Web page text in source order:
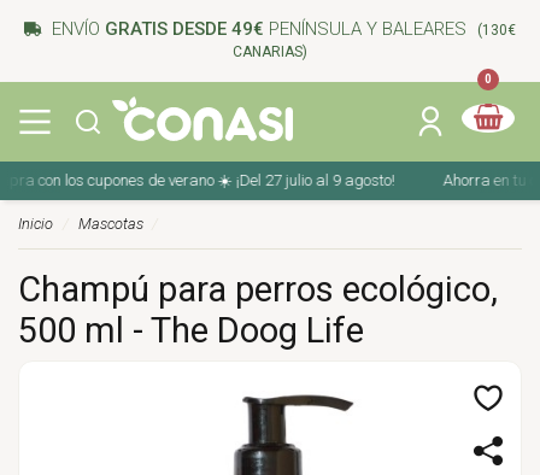
ENVÍO GRATIS DESDE 49€ PENÍNSULA Y BALEARES
(130€
CANARIAS)
0
con los cupones de verano ☀️ ¡Del 27 julio al 9 agosto! Ahorra en tu
Inicio Mascotas
Champú para perros ecológico,
500 ml - The Doog Life